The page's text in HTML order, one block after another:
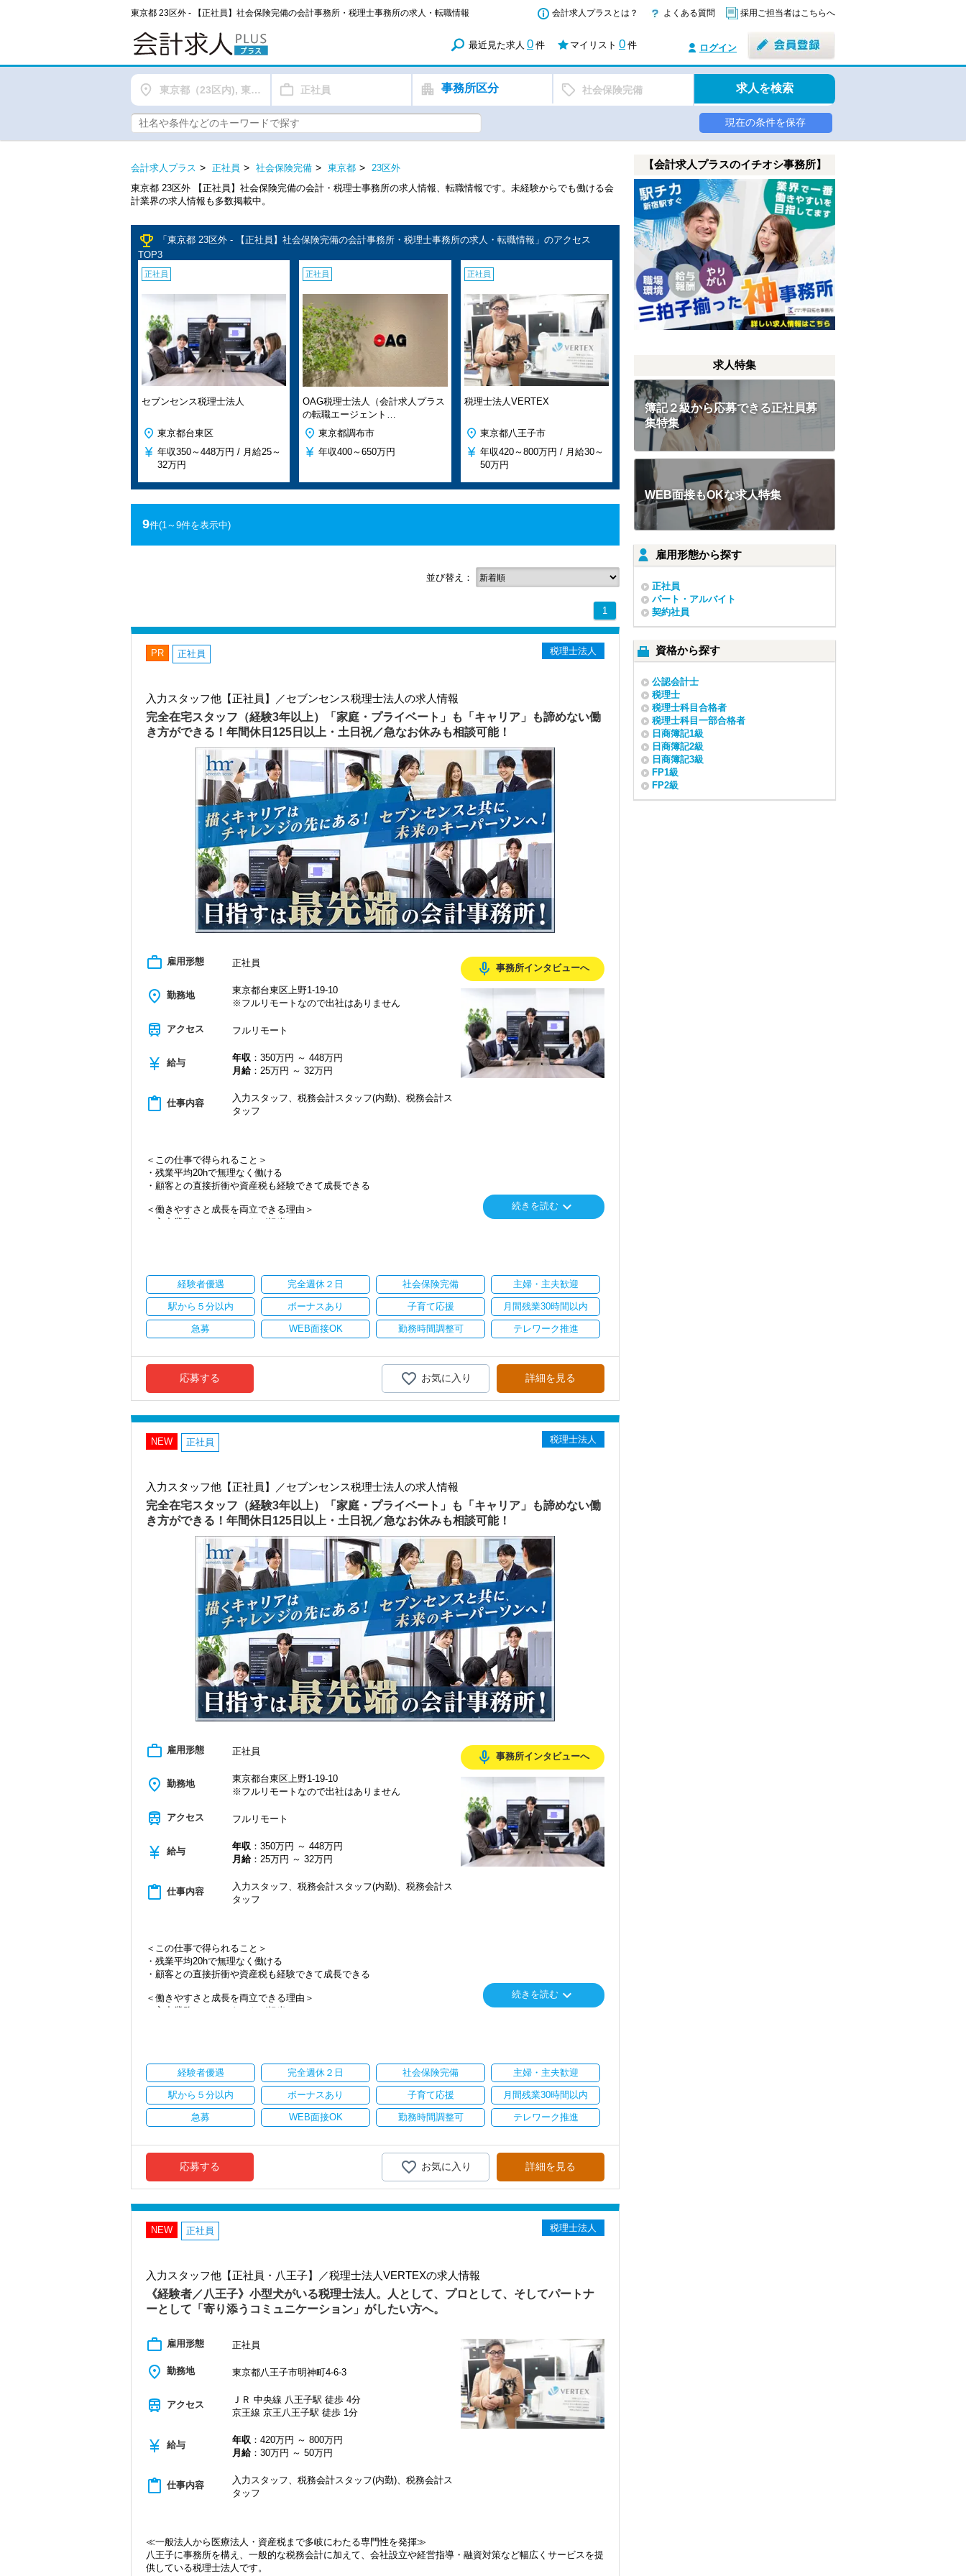
東京都 23区外 - 【正社員】社会保険完備の会計事務所・税理士事務所の求人・転職情報 会計求人プラスとは？ よくある質問 採用ご担当者はこちらへ
最近見た求人 0 件 マイリスト 0 件 ログイン
東京都（23区内), 東京都（都下） 正社員 事務所区分 社会保険完備 求人を検索
現在の条件を保存
会計求人プラス 正社員 社会保険完備 東京都
23区外
東京都 23区外 【正社員】社会保険完備の会計・税理士事務所の求人情報、転職情報です。未経験からでも働ける会
計業界の求人情報も多数掲載中。
emoji_events
「東京都 23区外 - 【正社員】社会保険完備の会計事務所・税理士事務所の求人・転職情報」のアクセス
TOP3
正社員
セブンセンス税理士法人
東京都台東区
年収350～448万円 / 月給25～
32万円
正社員
OAG税理士法人（会計求人プラス
の転職エージェント…
東京都調布市
年収400～650万円
正社員
税理士法人VERTEX
東京都八王子市
年収420～800万円 / 月給30～
50万円
9件(1～9件を表示中)
並び替え：
1
PR 正社員 税理士法人
入力スタッフ他【正社員】／セブンセンス税理士法人の求人情報
完全在宅スタッフ（経験3年以上）「家庭・プライベート」も「キャリア」も諦めない働
き方ができる！年間休日125日以上・土日祝／急なお休みも相談可能！
work_outline 雇用形態 正社員
place 勤務地
東京都台東区上野1-19-10
※フルリモートなので出社はありません
train アクセス フルリモート
currency_yen 給与 年収 ：350万円 ～ 448万円
月給：25万円 ～ 32万円
content_paste 仕事内容
入力スタッフ、税務会計スタッフ(内勤)、税務会計ス
タッフ
mic_none 事務所インタビューへ
＜この仕事で得られること＞
・残業平均20hで無理なく働ける
・顧客との直接折衝や資産税も経験できて成長できる
＜働きやすさと成長を両立できる理由＞
・入力業務はアシスタントが担当
・顧客と直接折衝する機会が豊富
・経験値が自然と積み上がる環境
＜働きやすい環境＞
・有給取得率90％以上
・年間休日125日以上
・男性の育休取得率100％
・テレワーク導入済み
・全席デュアルモニタ完備
・クライアント2500社以上
・9割が紹介の安定基盤
・一般企業～医療・学校法人まで対応
・相続／事業承継／M&Aにも対応
＜成長中の税理士法人＞
・全国14拠点で事業展開
・従業員240名以上に拡大
・会計・税務・財務・労務まで対応
・専門家が在籍しワンストップ支援
＜学びを後押し＞
・書籍購入費／研修費は全額会社負担
・隔月で税法・実務の学習会あり
・資格取得を目指す社員が多数
＜募集の背景＞
・事業拡大に伴う増員募集
・組織力強化に向けた採用
・将来の中核人材を募集
＜先輩スタッフの声＞
A. さまざまな業務を任せてもらえるので、以前より成長スピードが上がったと感じています。
A. 上司や先輩に相談しやすく、風通しの良い職場だと感じています。
・税務経験を活かして成長したい方
・キャリアアップ志向のある方
・顧客対応や提案業務に挑戦したい方
・資産税など専門性を高めたい方
・事前に気軽な面談を実施
・仕事内容やキャリアを相談可
・ざっくばらんに質問OK
・入社時期は柔軟に対応
続きを読む keyboard_arrow_down
経験者優遇 完全週休２日 社会保険完備 主婦・主夫歓迎
駅から５分以内 ボーナスあり 子育て応援 月間残業30時間以内
急募 WEB面接OK 勤務時間調整可 テレワーク推進
応募する 詳細を見る
お気に入り
NEW 正社員 税理士法人
入力スタッフ他【正社員】／セブンセンス税理士法人の求人情報
完全在宅スタッフ（経験3年以上）「家庭・プライベート」も「キャリア」も諦めない働
き方ができる！年間休日125日以上・土日祝／急なお休みも相談可能！
work_outline 雇用形態 正社員
place 勤務地
東京都台東区上野1-19-10
※フルリモートなので出社はありません
train アクセス フルリモート
currency_yen 給与 年収 ：350万円 ～ 448万円
月給：25万円 ～ 32万円
content_paste 仕事内容
入力スタッフ、税務会計スタッフ(内勤)、税務会計ス
タッフ
mic_none 事務所インタビューへ
＜この仕事で得られること＞
・残業平均20hで無理なく働ける
・顧客との直接折衝や資産税も経験できて成長できる
＜働きやすさと成長を両立できる理由＞
・入力業務はアシスタントが担当
・顧客と直接折衝する機会が豊富
・経験値が自然と積み上がる環境
＜働きやすい環境＞
・有給取得率90％以上
・年間休日125日以上
・男性の育休取得率100％
・テレワーク導入済み
・全席デュアルモニタ完備
・クライアント2500社以上
・9割が紹介の安定基盤
・一般企業～医療・学校法人まで対応
・相続／事業承継／M&Aにも対応
＜成長中の税理士法人＞
・全国14拠点で事業展開
・会計・税務・財務・労務まで対応
・専門家が在籍しワンストップ支援
＜学びを後押し＞
・隔月で税法・実務の学習会あり
・資格取得を目指す社員が多数
＜募集の背景＞
・事業拡大に伴う増員募集
・将来の中核人材を募集
Q. 実際に働いてみてどうですか？
A. さまざまな業務を任せてもらえるので、以前より成長スピードが上がったと感じています。
続きを読む keyboard_arrow_down
経験者優遇 完全週休２日 社会保険完備 主婦・主夫歓迎
駅から５分以内 ボーナスあり 子育て応援 月間残業30時間以内
急募 WEB面接OK 勤務時間調整可 テレワーク推進
応募する 詳細を見る
お気に入り
NEW 正社員 税理士法人
入力スタッフ他【正社員・八王子】／税理士法人VERTEXの求人情報
《経験者／八王子》小型犬がいる税理士法人。人として、プロとして、そしてパートナ
ーとして「寄り添うコミュニケーション」がしたい方へ。
work_outline 雇用形態 正社員
place 勤務地 東京都八王子市明神町4-6-3
train アクセス
ＪＲ 中央線 八王子駅 徒歩 4分
京王線 京王八王子駅 徒歩 1分
currency_yen 給与 年収 ：420万円 ～ 800万円
月給：30万円 ～ 50万円
content_paste 仕事内容
入力スタッフ、税務会計スタッフ(内勤)、税務会計ス
タッフ
≪一般法人から医療法人・資産税まで多岐にわたる専門性を発揮≫
八王子に事務所を構え、一般的な税務会計に加えて、会社設立や経営指導・融資対策など幅広くサービスを提
供している税理士法人です。
【会計求人プラスのイチオシ事務所】
求人特集
簿記２級から応募できる正社員募
集特集
WEB面接もOKな求人特集
雇用形態から探す
正社員
パート・アルバイト
契約社員
資格から探す
公認会計士
税理士
税理士科目合格者
税理士科目一部合格者
日商簿記1級
日商簿記2級
日商簿記3級
FP1級
FP2級